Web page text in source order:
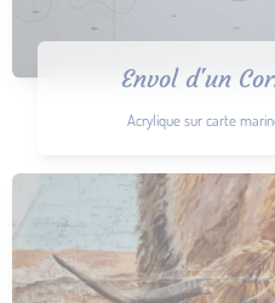
Envol d'un
Acrylique sur carte